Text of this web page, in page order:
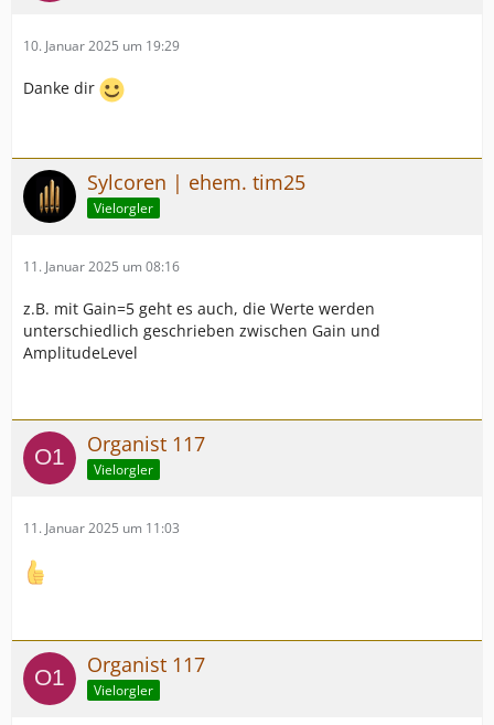
10. Januar 2025 um 19:29
Danke dir
Sylcoren | ehem. tim25
Vielorgler
11. Januar 2025 um 08:16
z.B. mit Gain=5 geht es auch, die Werte werden
unterschiedlich geschrieben zwischen Gain und
AmplitudeLevel
Organist 117
Vielorgler
11. Januar 2025 um 11:03
Organist 117
Vielorgler